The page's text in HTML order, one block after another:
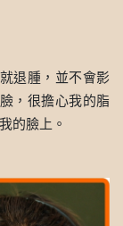
退腫，並不會影
，很擔心我的脂
的臉上。